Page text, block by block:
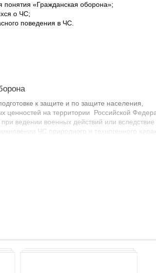
«Гражданская оборона»;
о ЧС;
поведения в ЧС.
к защите и по защите населения,
ценностей на территории Российской
ведении военных действий или вследствие
ЧС природного и техногенного